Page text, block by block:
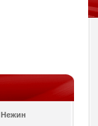
Нежин